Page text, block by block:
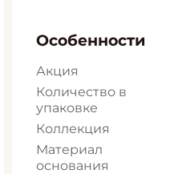
Особенности
Акция
Количество в
упаковке
Коллекция
Материал
основания